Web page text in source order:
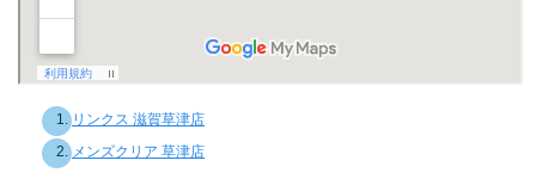
リンクス 滋賀草津店
メンズクリア 草津店